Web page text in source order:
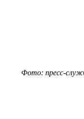
Фото: пресс-